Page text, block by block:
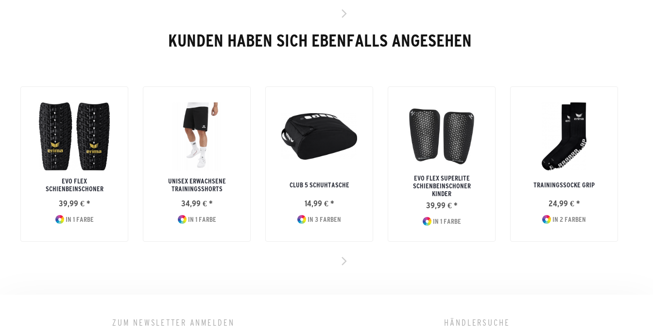
KUNDEN HABEN SICH EBENFALLS ANGESEHEN
EVO FLEX
SCHIENBEINSCHONER
39,99 € *
IN 1 FARBE
UNISEX ERWACHSENE
TRAININGSSHORTS
34,99 € *
IN 1 FARBE
CLUB 5 SCHUHTASCHE
14,99 € *
IN 3 FARBEN
EVO FLEX SUPERLITE
SCHIENBEINSCHONER
KINDER
39,99 € *
IN 1 FARBE
TRAININGSSOCKE GRIP
24,99 € *
IN 2 FARBEN
ZUM NEWSLETTER ANMELDEN
HÄNDLERSUCHE